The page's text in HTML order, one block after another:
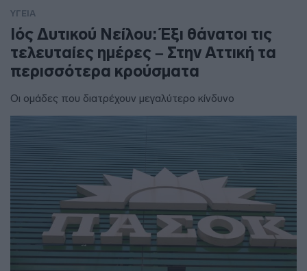
ΥΓΕΙΑ
Ιός Δυτικού Νείλου: Έξι θάνατοι τις
τελευταίες ημέρες – Στην Αττική τα
περισσότερα κρούσματα
Οι ομάδες που διατρέχουν μεγαλύτερο κίνδυνο